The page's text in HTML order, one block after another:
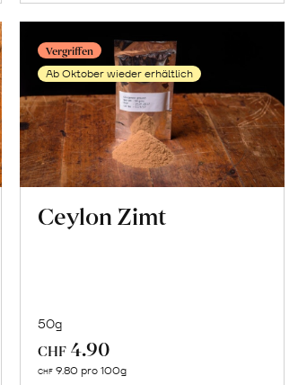
Reis
erfahren
Vergriffen
Ab Oktober wieder erhältlich
Ceylon Zimt
50g
CHF 4.90
CHF 9.80 pro 100g